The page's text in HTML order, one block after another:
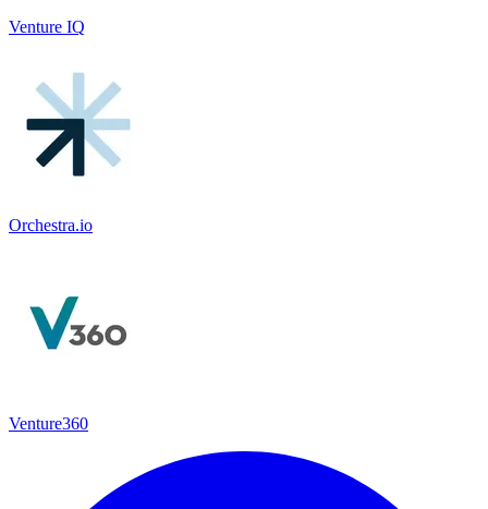
Venture IQ
Orchestra.io
Venture360